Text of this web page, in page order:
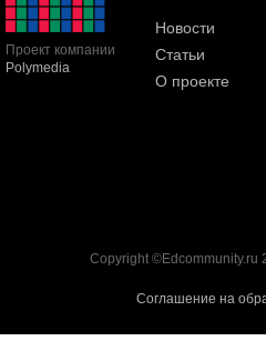
Проект компании
Polymedia
Новости
Статьи
О проекте
Copyright ©Edcommunity.ru
Соглашение на